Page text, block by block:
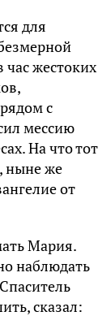
для
жестоких
с
мессию
На что тот
ныне же
от
Мария.
наблюдать
сказал: